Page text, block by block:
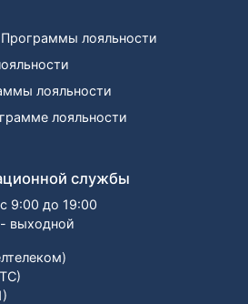
лояльности
лояльности
лояльности
службы
9:00 до 19:00
- выходной